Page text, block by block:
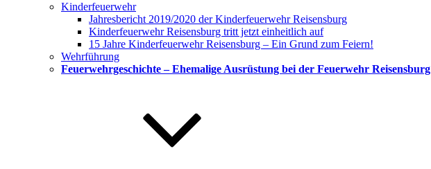
Kinderfeuerwehr
Jahresbericht 2019/2020 der Kinderfeuerwehr Reisensburg
Kinderfeuerwehr Reisensburg tritt jetzt einheitlich auf
15 Jahre Kinderfeuerwehr Reisensburg – Ein Grund zum Feiern!
Wehrführung
Feuerwehrgeschichte – Ehemalige Ausrüstung bei der Feuerwehr Reisensburg